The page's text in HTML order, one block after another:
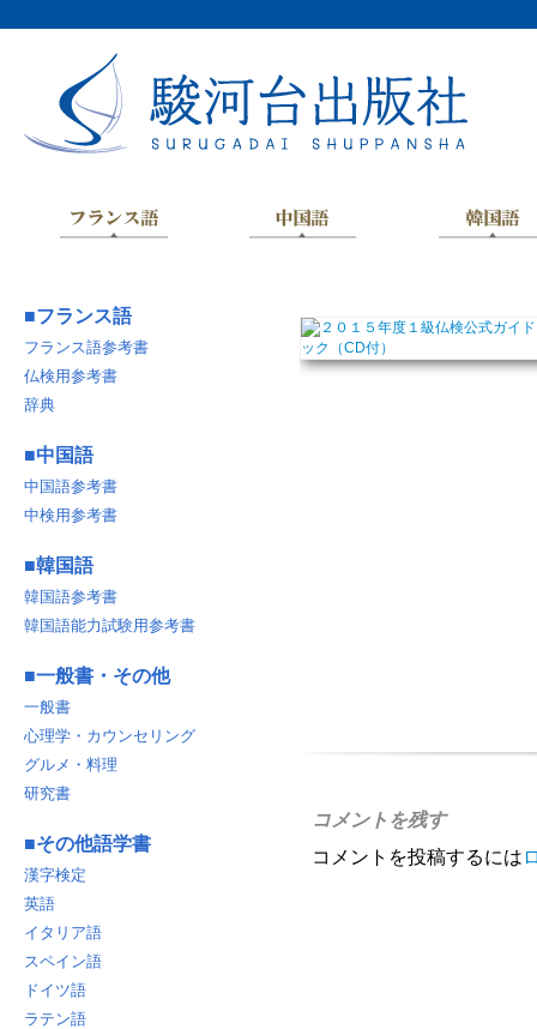
コメントを残す
コメントを投稿するには
■フランス語
フランス語参考書
仏検用参考書
辞典
■中国語
中国語参考書
中検用参考書
■韓国語
韓国語参考書
韓国語能力試験用参考書
■一般書・その他
一般書
心理学・カウンセリング
グルメ・料理
研究書
■その他語学書
漢字検定
英語
イタリア語
スペイン語
ドイツ語
ラテン語